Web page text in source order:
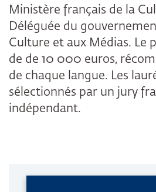
Ministère français de la
Déléguée du
Culture et aux Médias. Le
de de 10 000 euros,
de chaque langue. Les
sélectionnés par un jury
indépendant.